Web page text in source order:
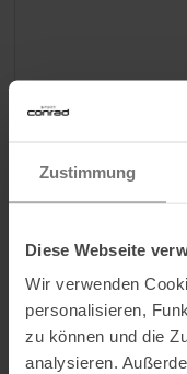
Zustimmung
Diese Webseite
Wir verwenden
personalisieren,
zu können und die
analysieren.
Makalu
Majolica Blue
UVP399,90€
8|10|12|14